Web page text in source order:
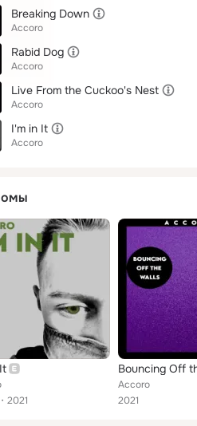
Breaking Down
Accoro
Rabid Dog
Accoro
Live From the Cuckoo's Nest
Accoro
I'm in It
Accoro
2021
Bouncing Off
Accoro
2021